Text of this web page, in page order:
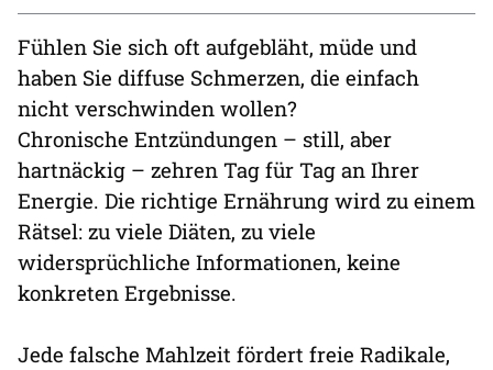
Fühlen Sie sich oft aufgebläht, müde und
haben Sie diffuse Schmerzen, die einfach
nicht verschwinden wollen?
Chronische Entzündungen – still, aber
hartnäckig – zehren Tag für Tag an Ihrer
Energie. Die richtige Ernährung wird zu einem
Rätsel: zu viele Diäten, zu viele
widersprüchliche Informationen, keine
konkreten Ergebnisse.
Jede falsche Mahlzeit fördert freie Radikale,